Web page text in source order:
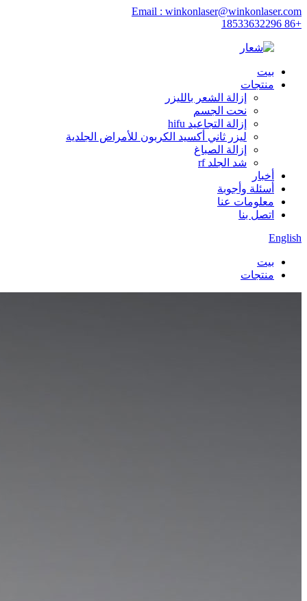
Email : winkonlaser@winkonlaser.com
+86 18533632296
بيت
منتجات
إزالة الشعر بالليزر
نحت الجسم
إزالة التجاعيد hifu
ليزر ثاني أكسيد الكربون للأمراض الجلدية
إزالة الصباغ
شد الجلد rf
أخبار
أسئلة وأجوبة
معلومات عنا
اتصل بنا
English
بيت
منتجات